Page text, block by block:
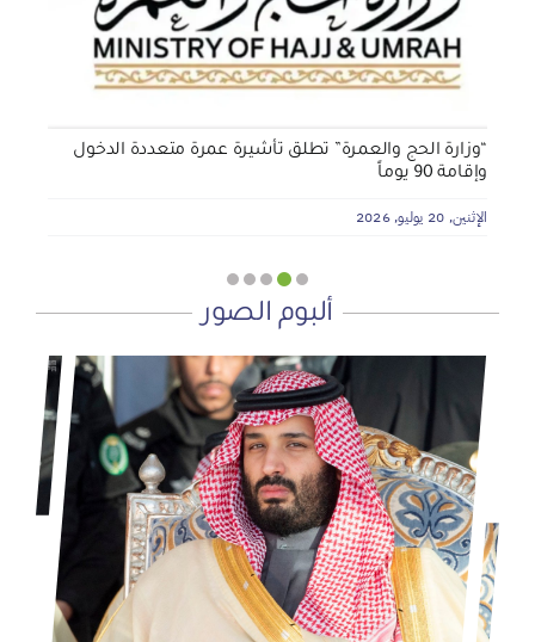
الأربعاء, 29 يوليو, 2026
“وزارة الحج والعمرة” تطلق تأشيرة عمرة متعددة الدخول
وإقامة 90 يوماً
الإثنين, 20 يوليو, 2026
ألبوم الصور